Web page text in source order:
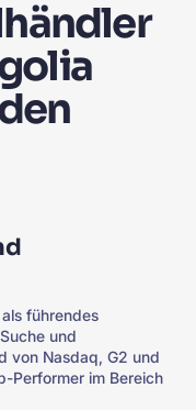
führendes
und
von Nasdaq, G2 und
Performer im Bereich